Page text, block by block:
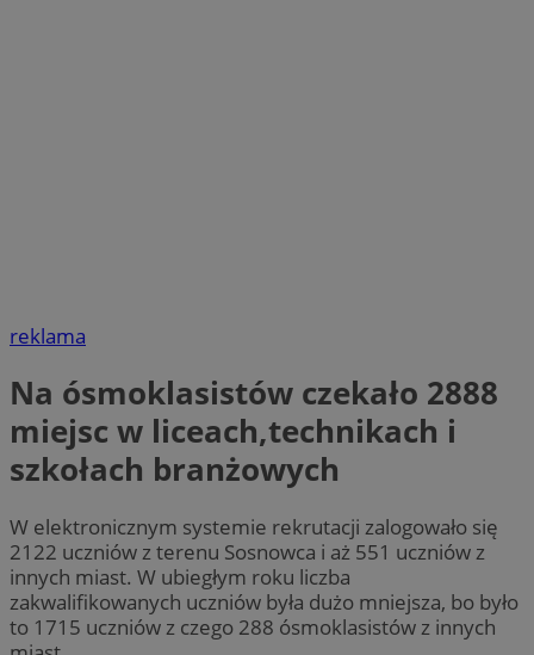
reklama
Na ósmoklasistów czekało 2888
miejsc w liceach,technikach i
szkołach branżowych
W elektronicznym systemie rekrutacji zalogowało się
2122 uczniów z terenu Sosnowca i aż 551 uczniów z
innych miast. W ubiegłym roku liczba
zakwalifikowanych uczniów była dużo mniejsza, bo było
to 1715 uczniów z czego 288 ósmoklasistów z innych